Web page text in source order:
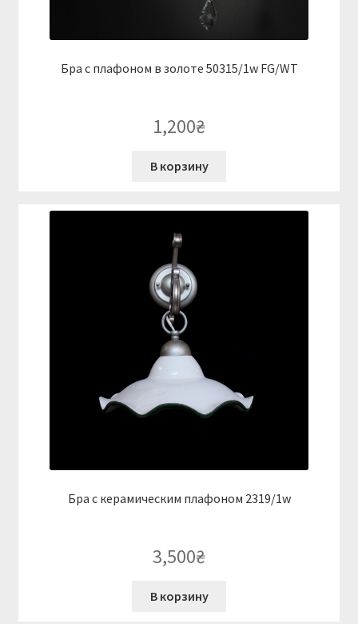
Бра с плафоном в золоте 50315/1w FG/WT
1,200₴
В корзину
Бра с керамическим плафоном 2319/1w
3,500₴
В корзину